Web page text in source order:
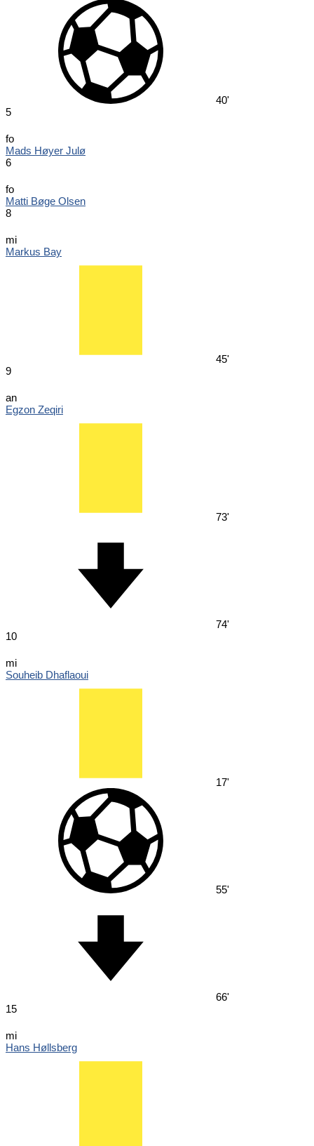
40'
5
fo
Mads Høyer Julø
6
fo
Matti Bøge Olsen
8
mi
Markus Bay
45'
9
an
Egzon Zeqiri
73'
74'
10
mi
Souheib Dhaflaoui
17'
55'
66'
15
mi
Hans Høllsberg